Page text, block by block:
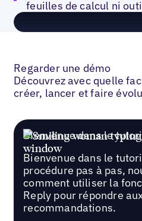
feuilles de calcul ni
Regarder une démo
Découvrez avec quelle
créer, lancer et faire
Bienvenue dans le
Bienvenue dans le
procédure pas à pas,
comment utiliser la
Reply pour répondre
recommandations.